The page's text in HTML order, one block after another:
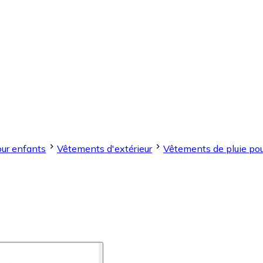
enfants Vêtements d'extérieur Vêtements de pluie